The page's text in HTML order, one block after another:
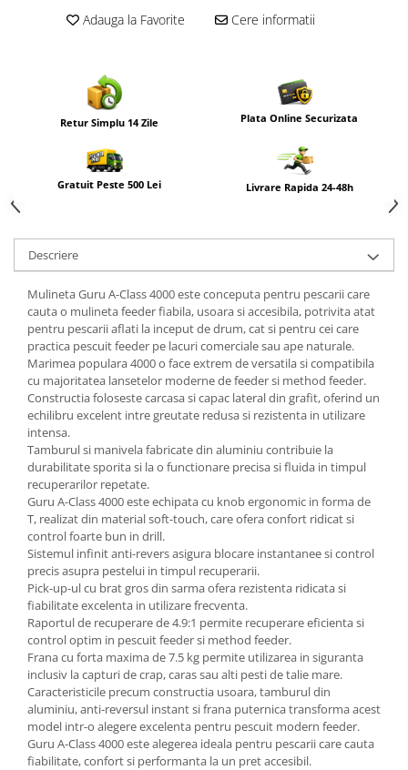
Adauga la Favorite Cere informatii
Retur Simplu 14 Zile Plata Online Securizata
Gratuit Peste 500 Lei Livrare Rapida 24-48h
Descriere
MulinetaGuru A-Class 4000 este conceputa pentru pescarii care
cauta o mulineta feeder fiabila, usoara si accesibila, potrivita atat
pentru pescarii aflati la inceput de drum, cat si pentru cei care
practica pescuit feeder pe lacuri comerciale sau ape naturale.
Marimea populara 4000 o face extrem de versatila si compatibila
cu majoritatea lansetelor moderne de feeder si method feeder.
Constructia foloseste carcasa si capac lateral din grafit, oferind un
echilibru excelent intre greutate redusa si rezistenta in utilizare
intensa.
Tamburul si manivela fabricate din aluminiu contribuie la
durabilitate sporita si la o functionare precisa si fluida in timpul
recuperarilor repetate.
Guru A-Class 4000 este echipata cu knob ergonomic in forma de
T, realizat din material soft-touch, care ofera confort ridicat si
control foarte bun in drill.
Sistemul infinit anti-revers asigura blocare instantanee si control
precis asupra pestelui in timpul recuperarii.
Pick-up-ul cu brat gros din sarma ofera rezistenta ridicata si
fiabilitate excelenta in utilizare frecventa.
Raportul de recuperare de 4.9:1 permite recuperare eficienta si
control optim in pescuit feeder si method feeder.
Frana cu forta maxima de 7.5 kg permite utilizarea in siguranta
inclusiv la capturi de crap, caras sau alti pesti de talie mare.
Caracteristicile precum constructia usoara, tamburul din
aluminiu, anti-reversul instant si frana puternica transforma acest
model intr-o alegere excelenta pentru pescuit modern feeder.
Guru A-Class 4000 este alegerea ideala pentru pescarii care cauta
fiabilitate, confort si performanta la un pret accesibil.